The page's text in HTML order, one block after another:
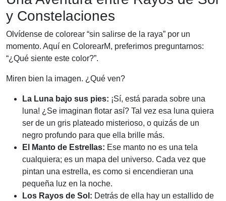
y Constelaciones
Olvídense de colorear “sin salirse de la raya” por un
momento. Aquí en ColorearM, preferimos preguntarnos:
“¿Qué siente este color?”.
Miren bien la imagen. ¿Qué ven?
La Luna bajo sus pies: ¡Sí, está parada sobre una
luna! ¿Se imaginan flotar así? Tal vez esa luna quiera
ser de un gris plateado misterioso, o quizás de un
negro profundo para que ella brille más.
El Manto de Estrellas: Ese manto no es una tela
cualquiera; es un mapa del universo. Cada vez que
pintan una estrella, es como si encendieran una
pequeña luz en la noche.
Los Rayos de Sol: Detrás de ella hay un estallido de